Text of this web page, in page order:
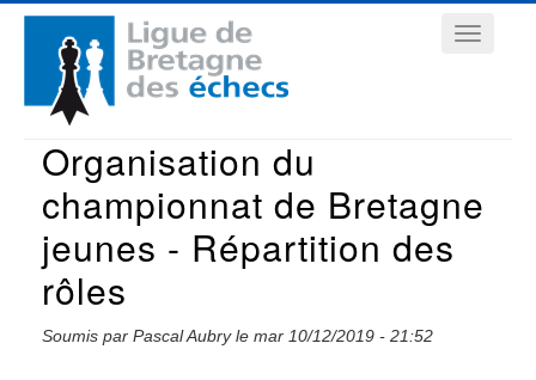
Aller
contenu
principal
Navigation
principale
Organisation du
championnat de Bretagne
jeunes - Répartition des
rôles
Soumis par Pascal Aubryle mar 10/12/2019 - 21:52